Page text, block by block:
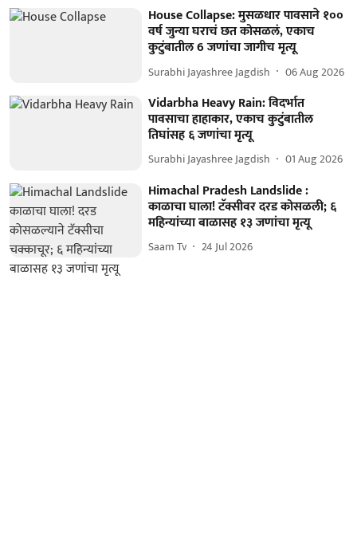
House Collapse: मुसळधार पावसाने १००
वर्ष जुन्या घराचं छत कोसळलं, एकाच
कुटुंबातील 6 जणांचा जागीच मृत्यू
Surabhi Jayashree Jagdish 06 Aug 2026
Vidarbha Heavy Rain: विदर्भात
पावसाचा हाहाकार, एकाच कुटुंबातील
तिघांसह ६ जणांचा मृत्यू
Surabhi Jayashree Jagdish 01 Aug 2026
Himachal Pradesh Landslide :
काळाचा घाला! टॅक्सीवर दरड कोसळली; ६
महिन्यांच्या बाळासह १३ जणांचा मृत्यू
Saam Tv 24 Jul 2026